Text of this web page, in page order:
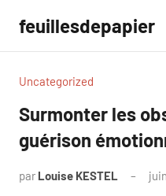
contenu
feuillesdepapier
Uncategorized
Surmonter les
guérison
par Louise KESTEL